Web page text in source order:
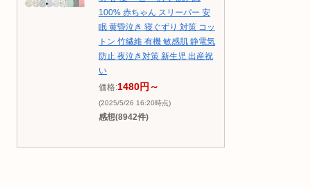
100% 赤ちゃん スリーパー 安
眠 黄昏泣き 寝ぐずり 対策 コッ
トン 竹繊維 有機 敏感肌 静電気
防止 夜泣き対策 新生児 出産祝
い
価格:1480円～
(2025/5/26 16:20時点)
感想(8942件)